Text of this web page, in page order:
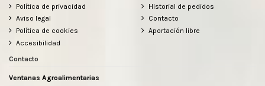
Política de privacidad
Aviso legal
Política de cookies
Accesibilidad
Historial de pedidos
Contacto
Aportación libre
Contacto
Ventanas Agroalimentarias